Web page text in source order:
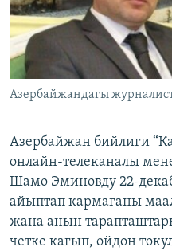
ЫҢГАЙСЫЗ СУРООЛОР
ЭЕ/АРнун бардык
Азербайжандагы
Азербайжан бийлиги
онлайн-телеканалы
Шамо Эминовду 22-
айыптап кармаганы
жана анын
четке кагып, ойдон